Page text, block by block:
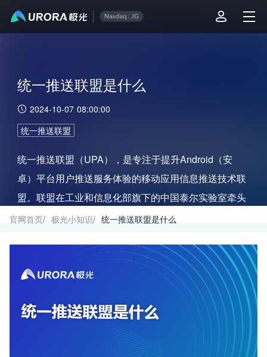
统一推送联盟是什么
2024-10-07 08:00:00
统一推送联盟
统一推送联盟（UPA），是专注于提升Android（安
卓）平台用户推送服务体验的移动应用信息推送技术联
盟。联盟在工业和信息化部旗下的中国泰尔实验室牵头
下，于2017年10月正式成立，并挂靠电信终端产业协
官网首页/ 极光小知识/ 统一推送联盟是什么